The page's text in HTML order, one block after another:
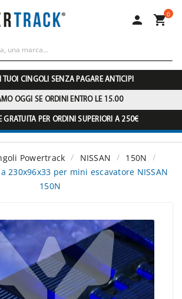
 0
TUOI CINGOLI SENZA PAGARE ANTICIPI
OGGI SE ORDINI ENTRO LE 15.00
GRATUITA PER ORDINI SUPERIORI A 250€
Powertrack NISSAN
150N
230x96x33 per mini escavatore NISSAN
150N